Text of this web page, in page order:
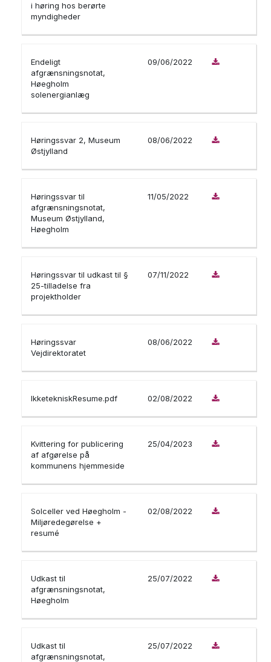
i høring hos berørte
myndigheder
Endeligt
afgrænsningsnotat,
Høegholm
solenergianlæg
09/06/2022
Høringssvar 2, Museum
Østjylland
08/06/2022
Høringssvar til
afgrænsningsnotat,
Museum Østjylland,
Høegholm
11/05/2022
Høringssvar til udkast til §
25-tilladelse fra
projektholder
07/11/2022
Høringssvar
Vejdirektoratet
08/06/2022
IkketekniskResume.pdf 02/08/2022
Kvittering for publicering
af afgørelse på
kommunens hjemmeside
25/04/2023
Solceller ved Høegholm -
Miljøredegørelse +
resumé
02/08/2022
Udkast til
afgrænsningsnotat,
Høegholm
25/07/2022
Udkast til
afgrænsningsnotat,
25/07/2022